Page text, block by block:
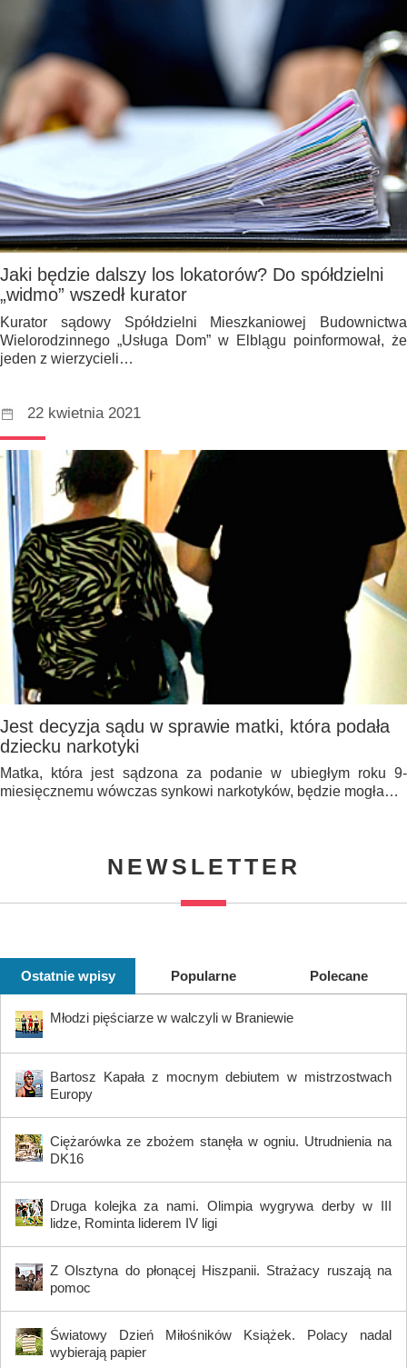
Jaki będzie dalszy los lokatorów? Do spółdzielni
„widmo” wszedł kurator
Kurator sądowy Spółdzielni Mieszkaniowej Budownictwa
Wielorodzinnego „Usługa Dom” w Elblągu poinformował, że
jeden z wierzycieli…
22 kwietnia 2021
Jest decyzja sądu w sprawie matki, która podała
dziecku narkotyki
Matka, która jest sądzona za podanie w ubiegłym roku 9-
miesięcznemu wówczas synkowi narkotyków, będzie mogła…
NEWSLETTER
Ostatnie wpisy Popularne Polecane
Młodzi pięściarze w walczyli w Braniewie
Bartosz Kapała z mocnym debiutem w mistrzostwach
Europy
Ciężarówka ze zbożem stanęła w ogniu. Utrudnienia na
DK16
Druga kolejka za nami. Olimpia wygrywa derby w III
lidze, Rominta liderem IV ligi
Z Olsztyna do płonącej Hiszpanii. Strażacy ruszają na
pomoc
Światowy Dzień Miłośników Książek. Polacy nadal
wybierają papier